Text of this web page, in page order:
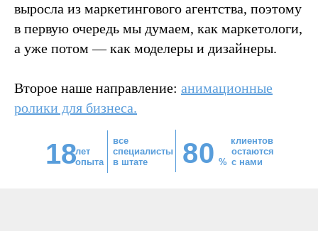
выросла из маркетингового агентства, поэтому
в первую очередь мы думаем, как маркетологи,
а уже потом — как моделеры и дизайнеры.
Второе наше направление: анимационные
ролики для бизнеса.
18лет
опыта
специалисты
в штате
все 0
8 %
клиентов
остаются
с нами